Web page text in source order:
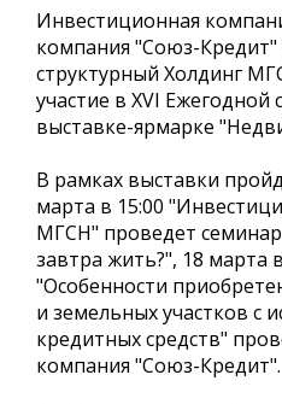
Инвестиционная
компания "Союз-Кредит"
структурный Холдинг
участие в XVI
выставке-ярмарке
В рамках выставки
марта в 15:00
МГСН" проведет
завтра жить?", 18 марта
"Особенности
и земельных участков с
кредитных средств"
компания "Союз-Кредит".